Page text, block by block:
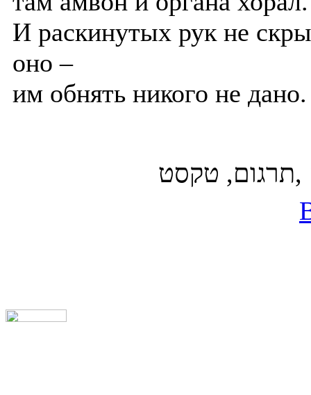
И раскинутых рук не
оно –
им обнять никого не дано.
,תרגום, טקסט